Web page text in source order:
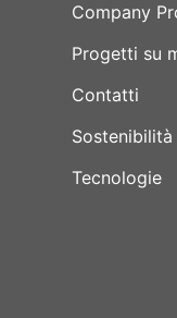
Company
Progetti su
Contatti
Sostenibilità
Tecnologie